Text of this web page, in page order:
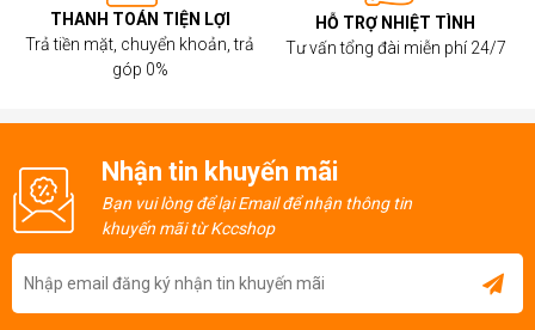
THANH TOÁN TIỆN LỢI
Trả tiền mặt, chuyển khoản, trả
góp 0%
HỖ TRỢ NHIỆT TÌNH
Tư vấn tổng đài miễn phí 24/7
Nhận tin khuyến mãi
Bạn vui lòng để lại Email để nhận thông tin
khuyến mãi từ Kccshop